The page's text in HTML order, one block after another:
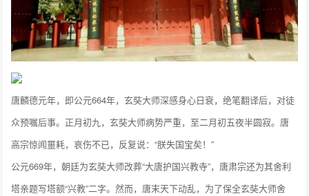
唐麟德元年，即公元664年，玄奘大师深感身心日衰，绝笔翻译后，对徒
众预嘱后事。正月初九，玄奘大师病势严重，至二月初五夜半圆寂。唐
高宗惊闻噩耗，哀伤不已，反复说：“朕失国宝矣！”
公元669年，朝廷为玄奘大师改葬“大唐护国兴教寺”，唐肃宗还为其舍利
塔亲题写塔额“兴教”二字。然而，唐末天下动乱，为了保全玄奘大师舍